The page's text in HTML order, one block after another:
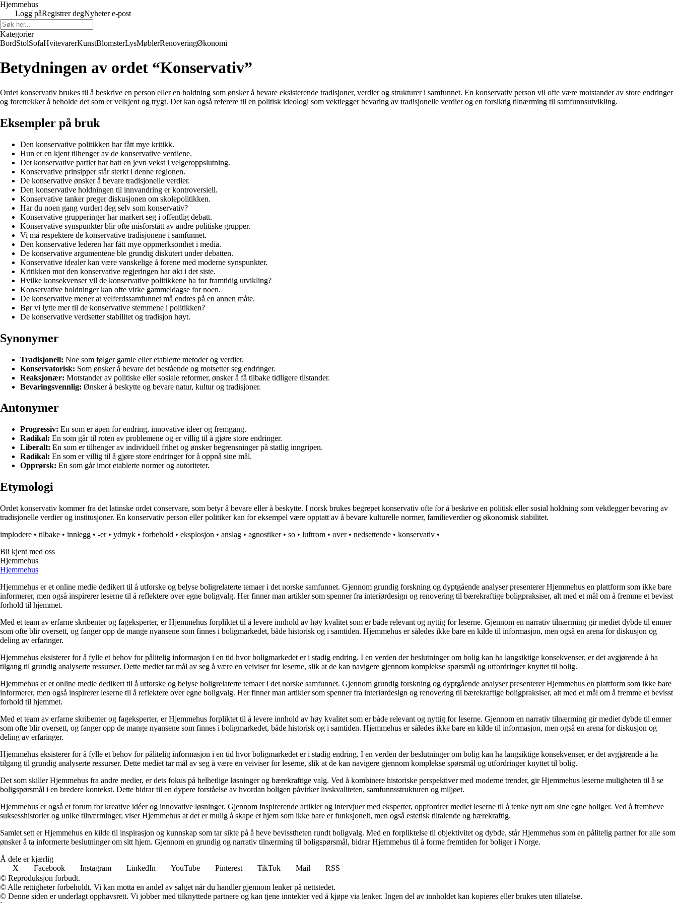
Hjemmehus
Logg påRegistrer degNyheter e-post
Kategorier
BordStolSofaHvitevarerKunstBlomsterLysMøblerRenoveringØkonomi
Betydningen av ordet “Konservativ”
Ordet konservativ brukes til å beskrive en person eller en holdning som ønsker å bevare eksisterende tradisjoner, verdier og strukturer i samfunnet. En konservativ person vil ofte være motstander av store endringer
og foretrekker å beholde det som er velkjent og trygt. Det kan også referere til en politisk ideologi som vektlegger bevaring av tradisjonelle verdier og en forsiktig tilnærming til samfunnsutvikling.
Eksempler på bruk
Den konservative politikken har fått mye kritikk.
Hun er en kjent tilhenger av de konservative verdiene.
Det konservative partiet har hatt en jevn vekst i velgeroppslutning.
Konservative prinsipper står sterkt i denne regionen.
De konservative ønsker å bevare tradisjonelle verdier.
Den konservative holdningen til innvandring er kontroversiell.
Konservative tanker preger diskusjonen om skolepolitikken.
Har du noen gang vurdert deg selv som konservativ?
Konservative grupperinger har markert seg i offentlig debatt.
Konservative synspunkter blir ofte misforstått av andre politiske grupper.
Vi må respektere de konservative tradisjonene i samfunnet.
Den konservative lederen har fått mye oppmerksomhet i media.
De konservative argumentene ble grundig diskutert under debatten.
Konservative idealer kan være vanskelige å forene med moderne synspunkter.
Kritikken mot den konservative regjeringen har økt i det siste.
Hvilke konsekvenser vil de konservative politikkene ha for framtidig utvikling?
Konservative holdninger kan ofte virke gammeldagse for noen.
De konservative mener at velferdssamfunnet må endres på en annen måte.
Bør vi lytte mer til de konservative stemmene i politikken?
De konservative verdsetter stabilitet og tradisjon høyt.
Synonymer
Tradisjonell: Noe som følger gamle eller etablerte metoder og verdier.
Konservatorisk: Som ønsker å bevare det bestående og motsetter seg endringer.
Reaksjonær: Motstander av politiske eller sosiale reformer, ønsker å få tilbake tidligere tilstander.
Bevaringsvennlig: Ønsker å beskytte og bevare natur, kultur og tradisjoner.
Antonymer
Progressiv: En som er åpen for endring, innovative ideer og fremgang.
Radikal: En som går til roten av problemene og er villig til å gjøre store endringer.
Liberalt: En som er tilhenger av individuell frihet og ønsker begrensninger på statlig inngripen.
Radikal: En som er villig til å gjøre store endringer for å oppnå sine mål.
Opprørsk: En som går imot etablerte normer og autoriteter.
Etymologi
Ordet konservativ kommer fra det latinske ordet conservare, som betyr å bevare eller å beskytte. I norsk brukes begrepet konservativ ofte for å beskrive en politisk eller sosial holdning som vektlegger bevaring av
tradisjonelle verdier og institusjoner. En konservativ person eller politiker kan for eksempel være opptatt av å bevare kulturelle normer, familieverdier og økonomisk stabilitet.
implodere • tilbake • innlegg • -er• ydmyk • forbehold • eksplosjon • anslag • agnostiker• so • luftrom • over• nedsettende • konservativ •
Bli kjent med oss
Hjemmehus
Hjemmehus
Hjemmehus er et online medie dedikert til å utforske og belyse boligrelaterte temaer i det norske samfunnet. Gjennom grundig forskning og dyptgående analyser presenterer Hjemmehus en plattform som ikke bare
informerer, men også inspirerer leserne til å reflektere over egne boligvalg. Her finner man artikler som spenner fra interiørdesign og renovering til bærekraftige boligpraksiser, alt med et mål om å fremme et bevisst
forhold til hjemmet.
Med et team av erfarne skribenter og fageksperter, er Hjemmehus forpliktet til å levere innhold av høy kvalitet som er både relevant og nyttig for leserne. Gjennom en narrativ tilnærming gir mediet dybde til emner
som ofte blir oversett, og fanger opp de mange nyansene som finnes i boligmarkedet, både historisk og i samtiden. Hjemmehus er således ikke bare en kilde til informasjon, men også en arena for diskusjon og
deling av erfaringer.
Hjemmehus eksisterer for å fylle et behov for pålitelig informasjon i en tid hvor boligmarkedet er i stadig endring. I en verden der beslutninger om bolig kan ha langsiktige konsekvenser, er det avgjørende å ha
tilgang til grundig analyserte ressurser. Dette mediet tar mål av seg å være en veiviser for leserne, slik at de kan navigere gjennom komplekse spørsmål og utfordringer knyttet til bolig.
Hjemmehus er et online medie dedikert til å utforske og belyse boligrelaterte temaer i det norske samfunnet. Gjennom grundig forskning og dyptgående analyser presenterer Hjemmehus en plattform som ikke bare
informerer, men også inspirerer leserne til å reflektere over egne boligvalg. Her finner man artikler som spenner fra interiørdesign og renovering til bærekraftige boligpraksiser, alt med et mål om å fremme et bevisst
forhold til hjemmet.
Med et team av erfarne skribenter og fageksperter, er Hjemmehus forpliktet til å levere innhold av høy kvalitet som er både relevant og nyttig for leserne. Gjennom en narrativ tilnærming gir mediet dybde til emner
som ofte blir oversett, og fanger opp de mange nyansene som finnes i boligmarkedet, både historisk og i samtiden. Hjemmehus er således ikke bare en kilde til informasjon, men også en arena for diskusjon og
deling av erfaringer.
Hjemmehus eksisterer for å fylle et behov for pålitelig informasjon i en tid hvor boligmarkedet er i stadig endring. I en verden der beslutninger om bolig kan ha langsiktige konsekvenser, er det avgjørende å ha
tilgang til grundig analyserte ressurser. Dette mediet tar mål av seg å være en veiviser for leserne, slik at de kan navigere gjennom komplekse spørsmål og utfordringer knyttet til bolig.
Det som skiller Hjemmehus fra andre medier, er dets fokus på helhetlige løsninger og bærekraftige valg. Ved å kombinere historiske perspektiver med moderne trender, gir Hjemmehus leserne muligheten til å se
boligspørsmål i en bredere kontekst. Dette bidrar til en dypere forståelse av hvordan boligen påvirker livskvaliteten, samfunnsstrukturen og miljøet.
Hjemmehus er også et forum for kreative idéer og innovative løsninger. Gjennom inspirerende artikler og intervjuer med eksperter, oppfordrer mediet leserne til å tenke nytt om sine egne boliger. Ved å fremheve
suksesshistorier og unike tilnærminger, viser Hjemmehus at det er mulig å skape et hjem som ikke bare er funksjonelt, men også estetisk tiltalende og bærekraftig.
Samlet sett er Hjemmehus en kilde til inspirasjon og kunnskap som tar sikte på å heve bevisstheten rundt boligvalg. Med en forpliktelse til objektivitet og dybde, står Hjemmehus som en pålitelig partner for alle som
ønsker å ta informerte beslutninger om sitt hjem. Gjennom en grundig og narrativ tilnærming til boligspørsmål, bidrar Hjemmehus til å forme fremtiden for boliger i Norge.
Å dele er kjærlig
X
Facebook Instagram LinkedIn YouTube Pinterest TikTok Mail
RSS
© Reproduksjon forbudt.
© Alle rettigheter forbeholdt. Vi kan motta en andel av salget når du handler gjennom lenker på nettstedet.
© Denne siden er underlagt opphavsrett. Vi jobber med tilknyttede partnere og kan tjene inntekter ved å kjøpe via lenker. Ingen del av innholdet kan kopieres eller brukes uten tillatelse.